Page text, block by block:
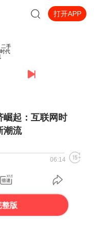
打开APP
崛起：互联网时
潮流
06:14
版